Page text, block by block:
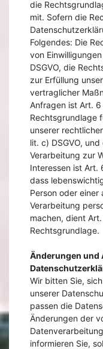
die
mit. Sofern die
Folgendes: Die
von
DSGVO, die
zur Erfüllung
vertraglicher
Anfragen ist Art. 6
Rechtsgrundlage
unserer
lit. c) DSGVO,
Verarbeitung zur
Interessen ist Art.
dass
Person oder einer
Verarbeitung
machen, dient
Rechtsgrundlage.
Änderungen und
Wir bitten Sie,
unserer
passen die
Änderungen der
informieren Sie,